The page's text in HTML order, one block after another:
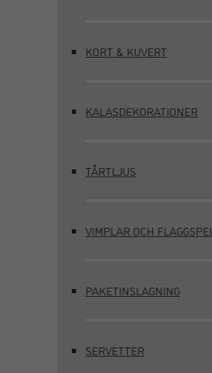
KORT & KUVERT
KALASDEKORATIONER
TÅRTLJUS
VIMPLAR OCH FLAGGSPEL
PAKETINSLAGNING
SERVETTER